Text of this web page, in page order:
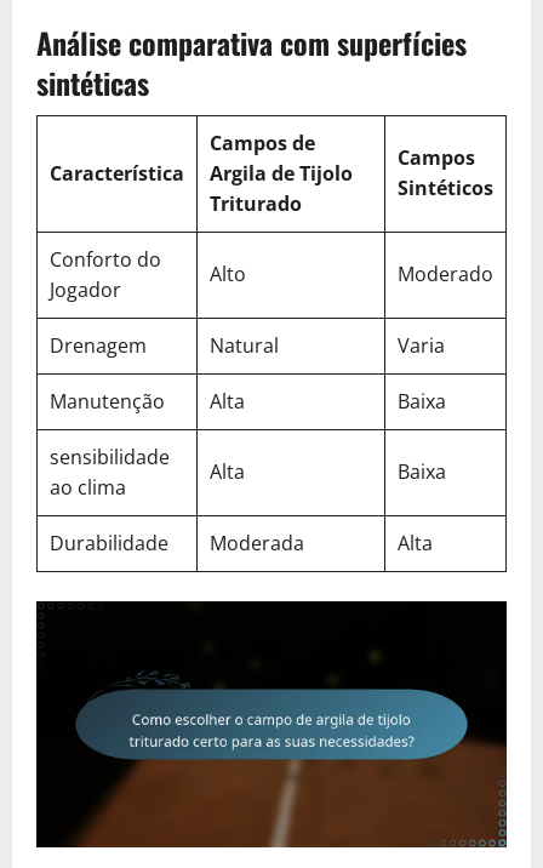
Análise comparativa com superfícies
sintéticas
Característica
Campos de
Argila de Tijolo
Triturado
Campos
Sintéticos
Conforto do
Jogador
Alto Moderado
Drenagem Natural Varia
Manutenção Alta Baixa
sensibilidade
ao clima
Alta Baixa
Durabilidade Moderada Alta